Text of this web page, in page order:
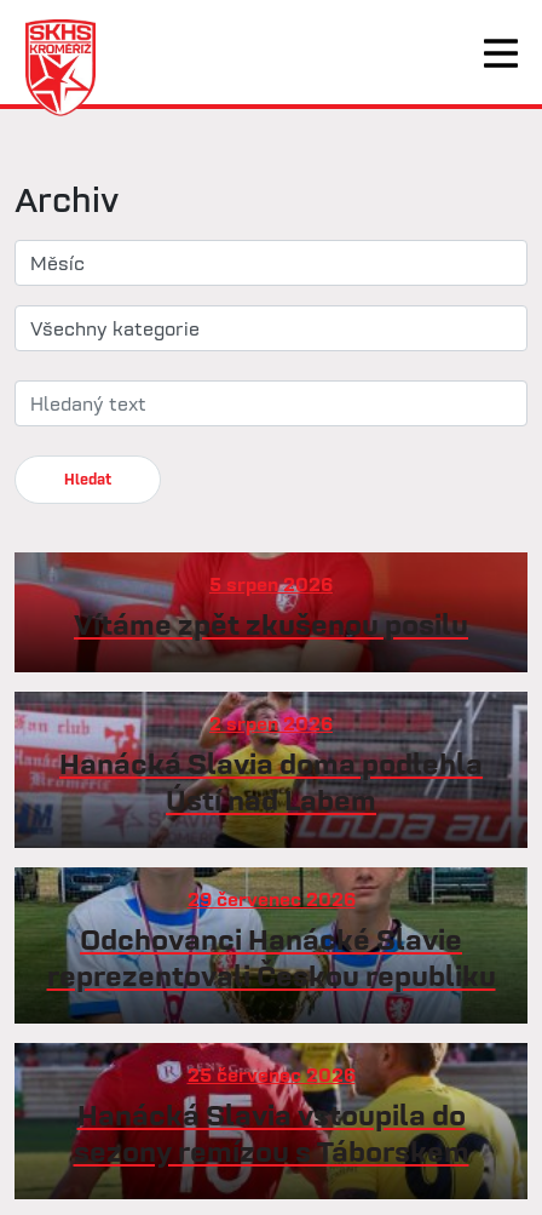
Archiv
Hledat
5 srpen 2026
Vítáme zpět zkušenou posilu
2 srpen 2026
Hanácká Slavia doma podlehla
Ústí nad Labem
29 červenec 2026
Odchovanci Hanácké Slavie
reprezentovali Českou republiku
25 červenec 2026
Hanácká Slavia vstoupila do
sezony remízou s Táborskem